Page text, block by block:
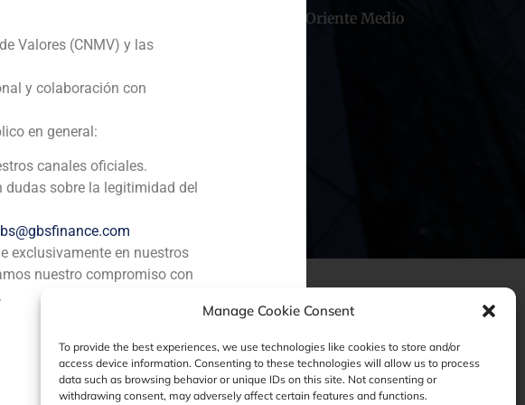
Manage Cookie Consent
To provide the best experiences, we use technologies like cookies to store and/or
access device information. Consenting to these technologies will allow us to process
data such as browsing behavior or unique IDs on this site. Not consenting or
withdrawing consent, may adversely affect certain features and functions.
Oriente Medio
Aviso Legal
Valores (CNMV) y las
y colaboración con
en general:
canales oficiales.
sobre la legitimidad del
exclusivamente en nuestros
nuestro compromiso con